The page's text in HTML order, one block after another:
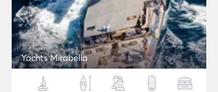
Yachts Mirabella